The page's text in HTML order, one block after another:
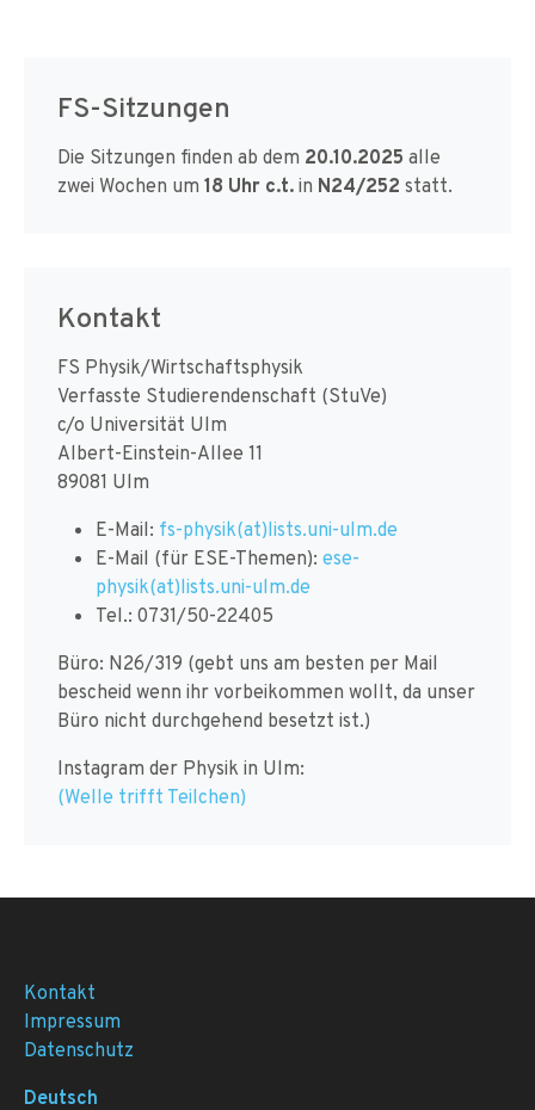
FS-Sitzungen
Die Sitzungen finden ab dem 20.10.2025 alle
zwei Wochen um 18 Uhr c.t.in N24/252 statt.
Kontakt
FS Physik/Wirtschaftsphysik
Verfasste Studierendenschaft (StuVe)
c/o Universität Ulm
Albert-Einstein-Allee 11
89081 Ulm
E-Mail: fs-physik(at)lists.uni-ulm.de
E-Mail (für ESE-Themen): ese-
physik(at)lists.uni-ulm.de
Tel.: 0731/50-22405
Büro: N26/319 (gebt uns am besten per Mail
bescheid wenn ihr vorbeikommen wollt, da unser
Büro nicht durchgehend besetzt ist.)
Instagram der Physik in Ulm:
(Welle trifft Teilchen)
Kontakt
Impressum
Datenschutz
Deutsch